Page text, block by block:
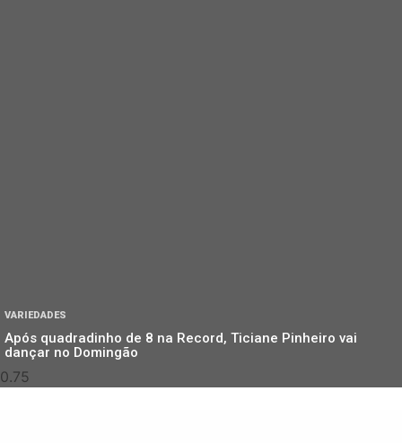
VARIEDADES
Após quadradinho de 8 na Record, Ticiane Pinheiro vai
dançar no Domingão